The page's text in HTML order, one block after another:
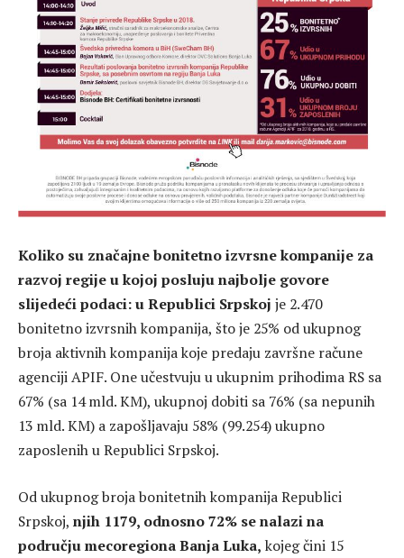
Koliko su značajne bonitetno izvrsne kompanije za
razvoj regije u kojoj posluju najbolje govore
slijedeći podaci: u Republici Srpskoj je 2.470
bonitetno izvrsnih kompanija, što je 25% od ukupnog
broja aktivnih kompanija koje predaju završne račune
agenciji APIF. One učestvuju u ukupnim prihodima RS sa
67% (sa 14 mld. KM), ukupnoj dobiti sa 76% (sa nepunih
13 mld. KM) a zapošljavaju 58% (99.254) ukupno
zaposlenih u Republici Srpskoj.
Od ukupnog broja bonitetnih kompanija Republici
Srpskoj, njih 1179, odnosno 72% se nalazi na
području mecoregiona Banja Luka, kojeg čini 15